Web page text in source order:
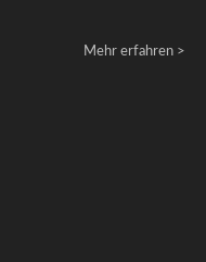
Mehr erfahren >